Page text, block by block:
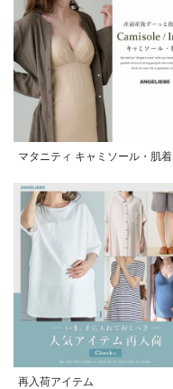
マタニティ キャミソール・肌着
再入荷アイテム